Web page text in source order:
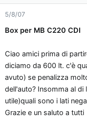
s
c
i
o
n
e
i
5/8/07
Box per MB C220 CDI
Ciao amici prima di
diciamo da 600 lt. c'è
avuto) se penalizza
dell'auto? Insomma al
utile)quali sono i lati
Grazie e un saluto a tutti